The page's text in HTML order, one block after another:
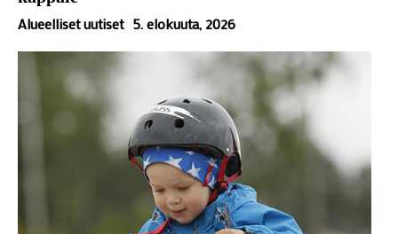
Alueelliset uutiset 5. elokuuta, 2026